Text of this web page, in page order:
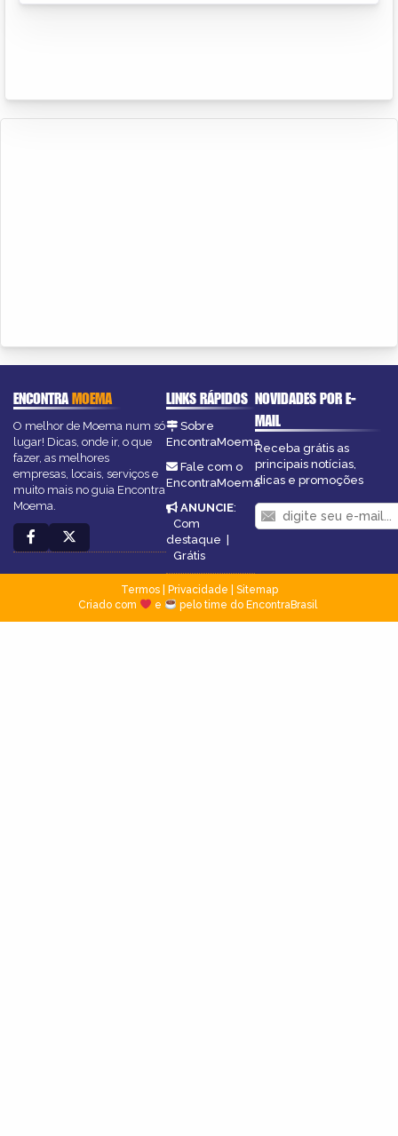
ENCONTRAMOEMA
O melhor de Moema num só
lugar! Dicas, onde ir, o que
fazer, as melhores
empresas, locais, serviços e
muito mais no guia Encontra
Moema.
LINKS RÁPIDOS
Sobre
EncontraMoema
Fale com o
EncontraMoema
ANUNCIE:
Com
destaque |
Grátis
NOVIDADES POR E-
MAIL
Receba grátis as
principais notícias,
dicas e promoções
Termos| Privacidade
Sitemap
Criado com
e pelo time do EncontraBrasil